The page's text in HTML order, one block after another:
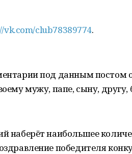
vk.com/club78389774.
под данным постом
мужу, папе, сыну, другу,
наберёт наибольшее
победителя